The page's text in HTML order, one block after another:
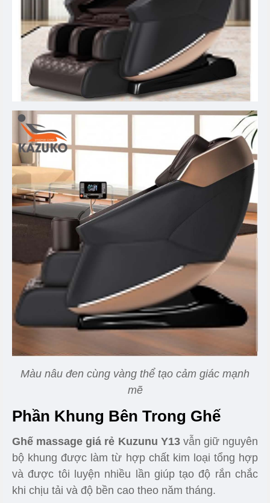
Màu nâu đen cùng vàng thể tạo cảm giác mạnh
mẽ
Phần Khung Bên Trong Ghế
Ghế massage giá rẻ Kuzunu Y13vẫn giữ nguyên
bộ khung được làm từ hợp chất kim loại tổng hợp
và được tôi luyện nhiều lần giúp tạo độ rắn chắc
khi chịu tải và độ bền cao theo năm tháng.